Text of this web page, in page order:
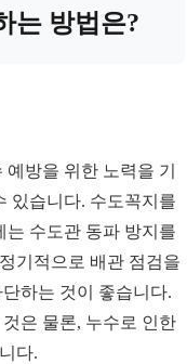
는 방법은?
방을 위한 노력을 기
있습니다. 수도꼭지를
는 수도관 동파 방지를
기적으로 배관 점검을
하는 것이 좋습니다.
은 물론, 누수로 인한
다.